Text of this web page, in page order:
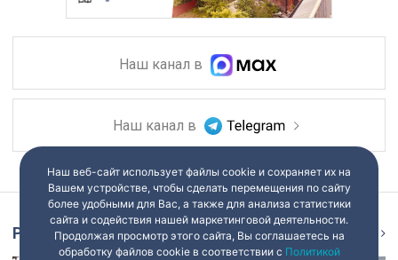
Наш канал в
Наш канал в
Репортаж
Наш веб-сайт использует файлы cookie и сохраняет их на
Вашем устройстве, чтобы сделать перемещения по сайту
более удобными для Вас, а также для анализа статистики
сайта и содействия нашей маркетинговой деятельности.
Продолжая просмотр этого сайта, Вы соглашаетесь на
обработку файлов cookie в соответствии с Политикой